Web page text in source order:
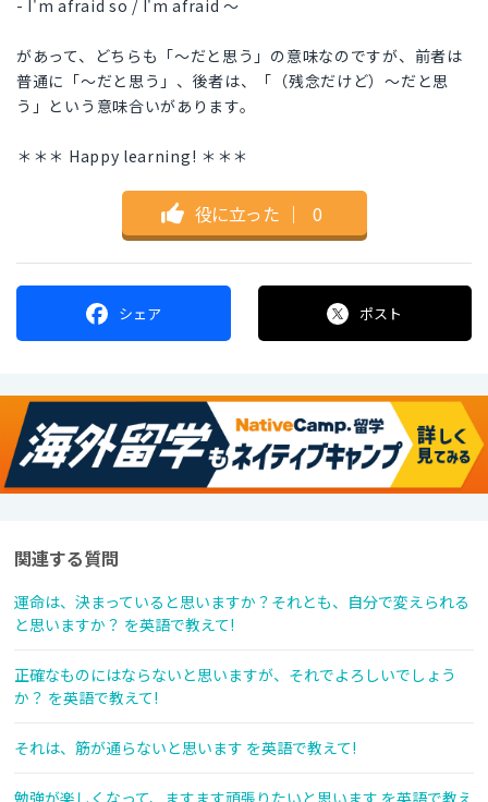
- I'm afraid so / I'm afraid ～
があって、どちらも「～だと思う」の意味なのですが、前者は
普通に「～だと思う」、後者は、「（残念だけど）～だと思
う」という意味合いがあります。
＊＊＊ Happy learning! ＊＊＊
役に立った ｜ 0
シェア ポスト
関連する質問
運命は、決まっていると思いますか？それとも、自分で変えられる
と思いますか？ を英語で教えて!
正確なものにはならないと思いますが、それでよろしいでしょう
か？ を英語で教えて!
それは、筋が通らないと思います を英語で教えて!
勉強が楽しくなって、ますます頑張りたいと思います を英語で教え